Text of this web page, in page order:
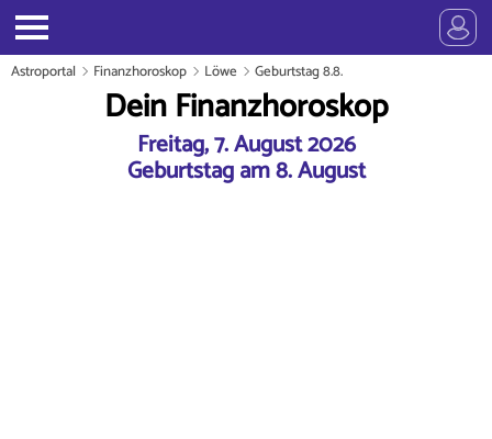
Astroportal Finanzhoroskop Löwe Geburtstag 8.8.
Dein Finanzhoroskop
Freitag, 7. August 2026
Geburtstag am 8. August